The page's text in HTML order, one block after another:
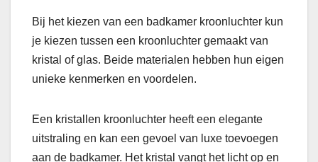
Bij het kiezen van een badkamer kroonluchter kun
je kiezen tussen een kroonluchter gemaakt van
kristal of glas. Beide materialen hebben hun eigen
unieke kenmerken en voordelen.
Een kristallen kroonluchter heeft een elegante
uitstraling en kan een gevoel van luxe toevoegen
aan de badkamer. Het kristal vangt het licht op en